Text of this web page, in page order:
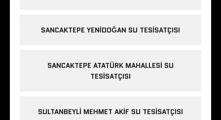
SANCAKTEPE YENIDOĞAN SU TESISATÇISI
SANCAKTEPE ATATÜRK MAHALLESI SU
TESISATÇISI
SULTANBEYLI MEHMET AKIF SU TESISATÇISI